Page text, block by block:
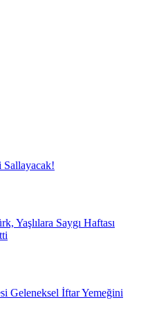
Sallayacak!
Yaşlılara Saygı Haftası
Geleneksel İftar Yemeğini